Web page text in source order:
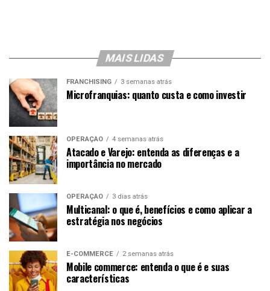
MAIS LIDAS
FRANCHISING 3 semanas atrás
Microfranquias: quanto custa e como investir
OPERAÇÃO 4 semanas atrás
Atacado e Varejo: entenda as diferenças e a
importância no mercado
OPERAÇÃO 3 dias atrás
Multicanal: o que é, benefícios e como aplicar a
estratégia nos negócios
E-COMMERCE 2 semanas atrás
Mobile commerce: entenda o que é e suas
características